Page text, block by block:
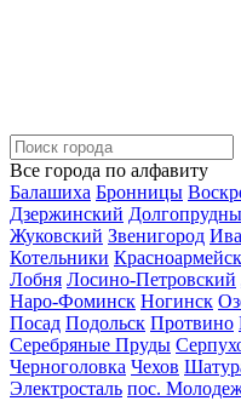
Все города по алфавиту
Балашиха Бронницы
Дзержинский
Жуковский Звенигород
Котельники Красноармейск
Лобня Лосино-Петровский
Наро-Фоминск Ногинск
Посад Подольск Протвино
Серебряные Пруды
Черноголовка Чехов
Электросталь пос.